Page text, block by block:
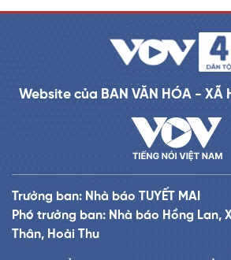
Website của BAN VĂN HÓA - XÃ
Trưởng ban: Nhà báo TUYẾT MAI
Phó trưởng ban: Nhà báo Hồng Lan,
Thân, Hoài Thu